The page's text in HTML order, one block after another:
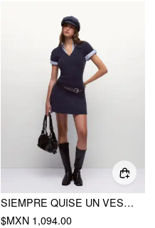
SIEMPRE QUISE UN VESTIDO UNIFORME
$MXN 1,094.00